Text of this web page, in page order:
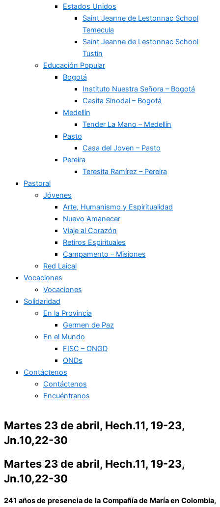
Estados Unidos
Saint Jeanne de Lestonnac School
Temecula
Saint Jeanne de Lestonnac School
Tustin
Educación Popular
Bogotá
Instituto Nuestra Señora – Bogotá
Casita Sinodal – Bogotá
Medellín
Tender La Mano – Medellín
Pasto
Casa del Joven – Pasto
Pereira
Teresita Ramírez – Pereira
Pastoral
Jóvenes
Arte, Humanismo y Espiritualidad
Nuevo Amanecer
Viaje al Corazón
Retiros Espirituales
Campamento – Misiones
Red Laical
Vocaciones
Vocaciones
Solidaridad
En la Provincia
Germen de Paz
En el Mundo
FISC – ONGD
ONDs
Contáctenos
Contáctenos
Encuéntranos
Martes 23 de abril, Hech.11, 19-23,
Jn.10,22-30
Martes 23 de abril, Hech.11, 19-23,
Jn.10,22-30
241 años de presencia de la Compañía de María en Colombia,